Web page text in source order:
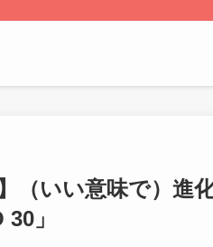
（いい意味で）進
」